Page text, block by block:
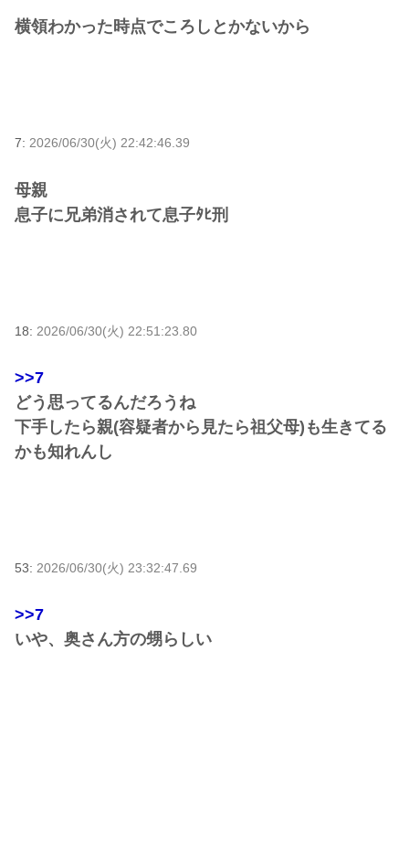
横領わかった時点でころしとかないから
7: 2026/06/30(火) 22:42:46.39
母親
息子に兄弟消されて息子ﾀﾋ刑
18: 2026/06/30(火) 22:51:23.80
>>7
どう思ってるんだろうね
下手したら親(容疑者から見たら祖父母)も生きてる
かも知れんし
53: 2026/06/30(火) 23:32:47.69
>>7
いや、奥さん方の甥らしい